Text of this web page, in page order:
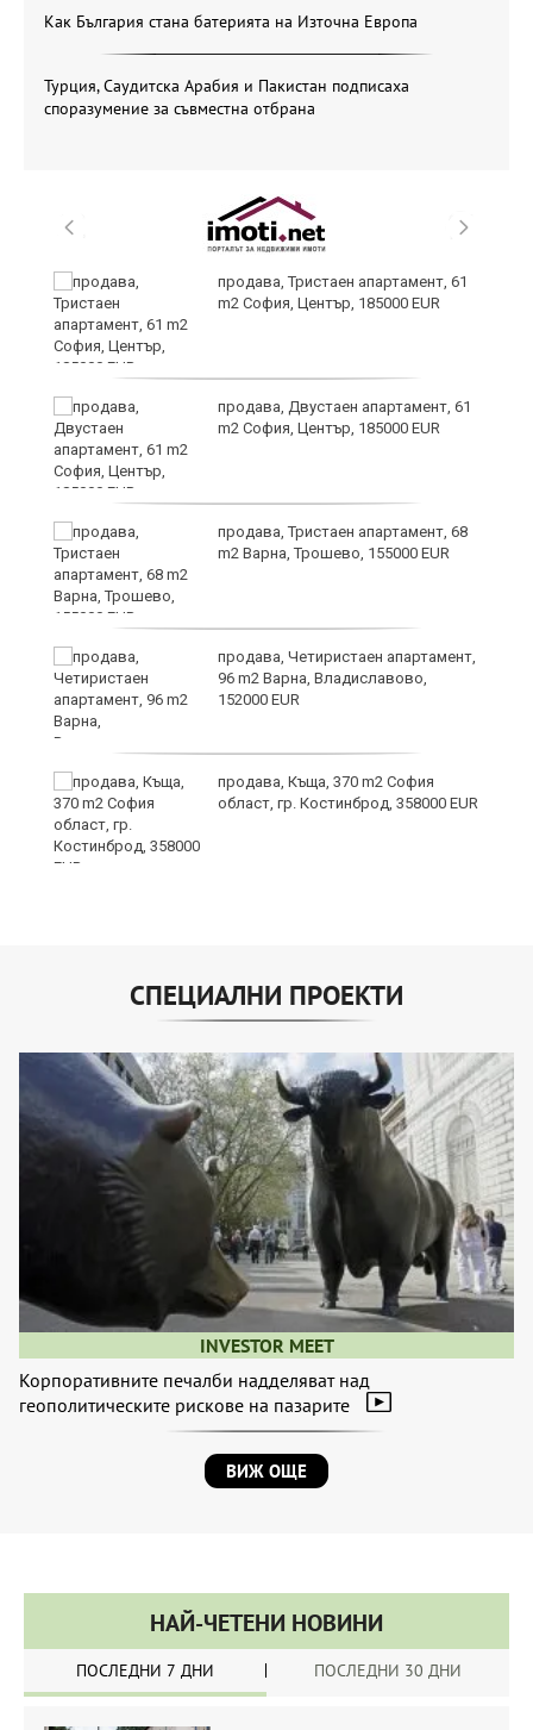
Как България стана батерията на Източна Европа
Турция, Саудитска Арабия и Пакистан подписаха
споразумение за съвместна отбрана
продава, Тристаен апартамент, 61
m2 София, Център, 185000 EUR
продава, Двустаен апартамент, 61
m2 София, Център, 185000 EUR
продава, Тристаен апартамент, 68
m2 Варна, Трошево, 155000 EUR
продава, Четиристаен апартамент,
96 m2 Варна, Владиславово,
152000 EUR
продава, Къща, 370 m2 София
област, гр. Костинброд, 358000 EUR
СПЕЦИАЛНИ ПРОЕКТИ
INVESTOR MEET
Корпоративните печалби надделяват над
геополитическите рискове на пазарите
ВИЖ ОЩЕ
НАЙ-ЧЕТЕНИ НОВИНИ
ПОСЛЕДНИ 7 ДНИ ПОСЛЕДНИ 30 ДНИ